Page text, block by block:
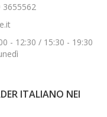
3655562
- 12:30 / 15:30 - 19:30
ITALIANO NEI